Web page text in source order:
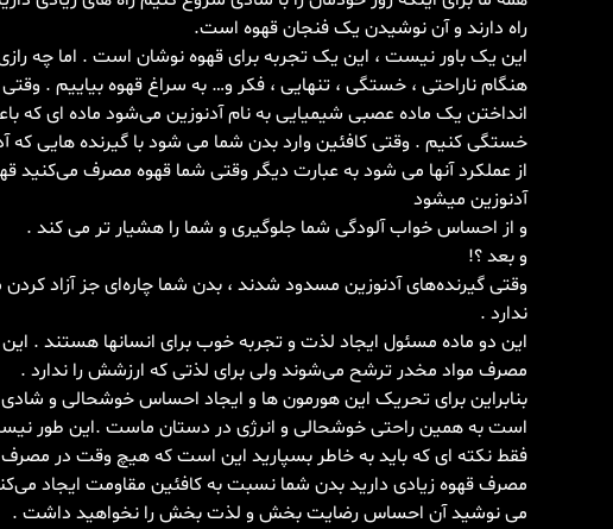
راه دارند و آن نوشیدن یک فنجان قهوه است.
این یک باور نیست ، این یک تجربه برای قهوه نوشان است . اما چه
هنگام ناراحتی ، خستگی ، تنهایی ، فکر و… به سراغ قهوه بیاییم .
انداختن یک ماده عصبی شیمیایی به نام آدنوزین می‌شود ماده ای که
خستگی کنیم . وقتی کافئین وارد بدن شما می شود با گیرنده هایی که
از عملکرد آنها می شود به عبارت دیگر وقتی شما قهوه مصرف
آدنوزین میشود
و از احساس خواب آلودگی شما جلوگیری و شما را هشیار تر می کند .
و بعد ؟!
وقتی گیرنده‌های آدنوزین مسدود شدند ، بدن شما چاره‌ای جز آزاد
ندارد .
این دو ماده مسئول ایجاد لذت و تجربه خوب برای انسانها هستند .
مصرف مواد مخدر ترشح می‌شوند ولی برای لذتی که ارزشش را ندارد .
بنابراین برای تحریک این هورمون ها و ایجاد احساس خوشحالی و
است به همین راحتی خوشحالی و انرژی در دستان ماست .این طور
فقط نکته ای که باید به خاطر بسپارید این است که هیچ وقت در مصرف
مصرف قهوه زیادی دارید بدن شما نسبت به کافئین مقاومت ایجاد
می نوشید آن احساس رضایت بخش و لذت بخش را نخواهید داشت .